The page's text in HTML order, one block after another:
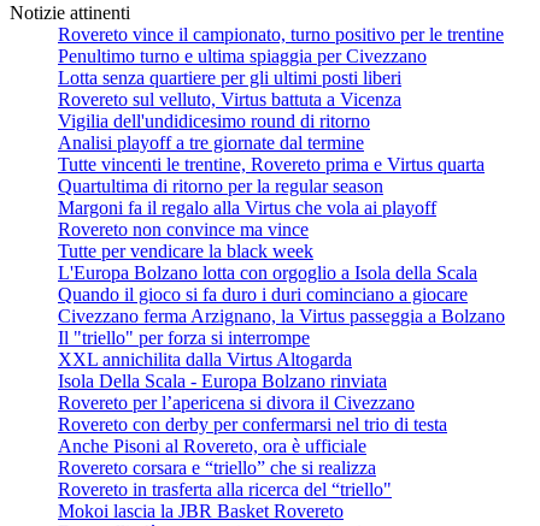
Notizie attinenti
Rovereto vince il campionato, turno positivo per le trentine
Penultimo turno e ultima spiaggia per Civezzano
Lotta senza quartiere per gli ultimi posti liberi
Rovereto sul velluto, Virtus battuta a Vicenza
Vigilia dell'undidicesimo round di ritorno
Analisi playoff a tre giornate dal termine
Tutte vincenti le trentine, Rovereto prima e Virtus quarta
Quartultima di ritorno per la regular season
Margoni fa il regalo alla Virtus che vola ai playoff
Rovereto non convince ma vince
Tutte per vendicare la black week
L'Europa Bolzano lotta con orgoglio a Isola della Scala
Quando il gioco si fa duro i duri cominciano a giocare
Civezzano ferma Arzignano, la Virtus passeggia a Bolzano
Il "triello" per forza si interrompe
XXL annichilita dalla Virtus Altogarda
Isola Della Scala - Europa Bolzano rinviata
Rovereto per l’apericena si divora il Civezzano
Rovereto con derby per confermarsi nel trio di testa
Anche Pisoni al Rovereto, ora è ufficiale
Rovereto corsara e “triello” che si realizza
Rovereto in trasferta alla ricerca del “triello"
Mokoi lascia la JBR Basket Rovereto